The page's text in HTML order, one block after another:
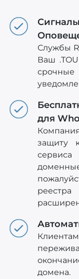
Службы
Ваш
срочные
для
защиту